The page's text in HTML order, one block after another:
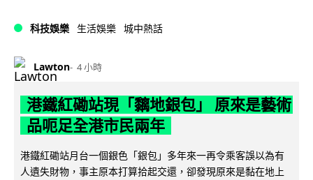
科技娛樂 生活娛樂 城中熱話
Lawton 4 小時
港鐵紅磡站現「黐地銀包」 原來是藝術
品呃足全港市民兩年
港鐵紅磡站月台一個銀色「銀包」多年來一再令乘客誤以為有
人遺失財物，事主原本打算拾起交還，卻發現原來是黏在地上